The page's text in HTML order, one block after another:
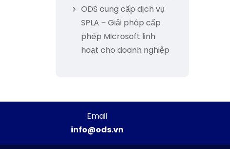
ODS cung cấp dịch vụ
SPLA – Giải pháp cấp
phép Microsoft linh
hoạt cho doanh nghiệp
Email
info@ods.vn